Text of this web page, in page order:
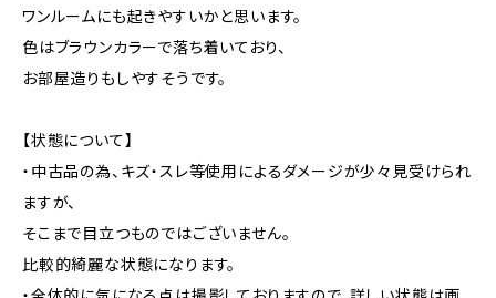
ワンルームにも起きやすいかと思います。
色はブラウンカラーで落ち着いており、
お部屋造りもしやすそうです。
【状態について】
・中古品の為、キズ・スレ等使用によるダメージが少々見受けられ
ますが、
そこまで目立つものではございません。
比較的綺麗な状態になります。